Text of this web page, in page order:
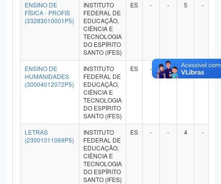
ENSINO DE
FÍSICA - PROFIS
(33283010001P5)
INSTITUTO
FEDERAL DE
EDUCAÇÃO,
CIÊNCIA E
TECNOLOGIA
DO ESPÍRITO
SANTO (IFES)
ES - - 5 -
ENSINO DE
HUMANIDADES
(30004012072P5)
INSTITUTO
FEDERAL DE
EDUCAÇÃO,
CIÊNCIA E
TECNOLOGIA
DO ESPÍRITO
SANTO (IFES)
ES - - 4 -
LETRAS
(23001011069P5)
INSTITUTO
FEDERAL DE
EDUCAÇÃO,
CIÊNCIA E
TECNOLOGIA
DO ESPÍRITO
SANTO (IFES)
ES - - 4 -